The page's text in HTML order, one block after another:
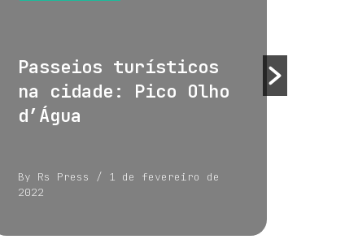
Passeios turísticos
na cidade: Pico Olho
d’Água
By Rs Press
/ 1 de fevereiro de
2022